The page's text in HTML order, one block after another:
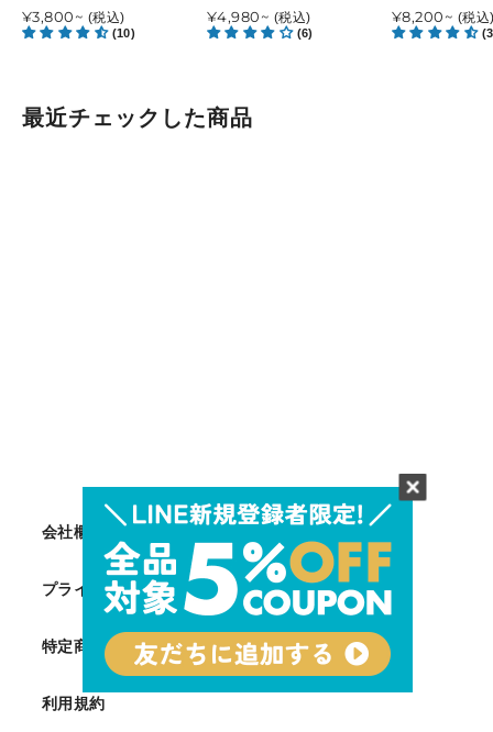
イ
ル
ワ
イ
B級
通
常
¥3,800~ (税込)
(10)
イ
ガ
級
3
通
常
¥4,980~ (税込)
(6)
イ
ガ
通
常
¥8,200~ (税込
最近チェックした商品
会社概要
プライバシーポリシー
特定商取引法に基づく表記
利用規約